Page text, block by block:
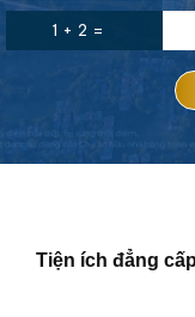
1 + 2 =
Tiện ích đẳng